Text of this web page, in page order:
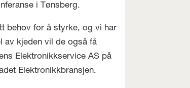
i Tønsberg.
behov for å styrke, og vi har
av kjeden vil de også få
Elektronikkservice AS på
Elektronikkbransjen.